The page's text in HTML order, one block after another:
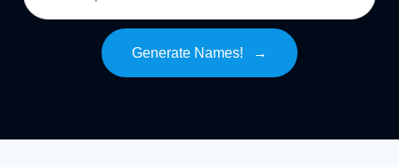
Generate Names! →